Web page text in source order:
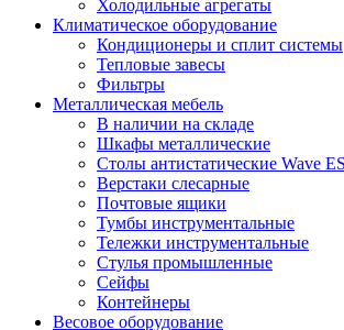
Холодильные агрегаты
Климатическое оборудование
Кондиционеры и сплит системы
Тепловые завесы
Фильтры
Металлическая мебель
В наличии на складе
Шкафы металлические
Столы антистатические Wave
Верстаки слесарные
Почтовые ящики
Тумбы инструментальные
Тележки инструментальные
Стулья промышленные
Сейфы
Контейнеры
Весовое оборудование